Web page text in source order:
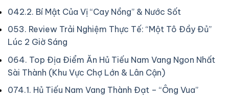
042.2. Bí Mật Của Vị “Cay Nồng” & Nước Sốt
053. Review Trải Nghiệm Thực Tế: “Một Tô Đầy Đủ”
Lúc 2 Giờ Sáng
064. Top Địa Điểm Ăn Hủ Tiếu Nam Vang Ngon Nhất
Sài Thành (Khu Vực Chợ Lớn & Lân Cận)
074.1. Hủ Tiếu Nam Vang Thành Đạt – “Ông Vua”